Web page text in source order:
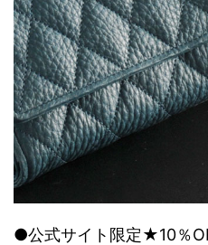
●公式サイト限定★10％